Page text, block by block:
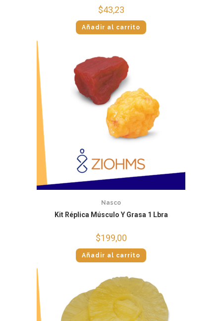
$43,23
Añadir al carrito
Nasco
Kit Réplica Músculo Y Grasa 1 Lbra
$199,00
Añadir al carrito